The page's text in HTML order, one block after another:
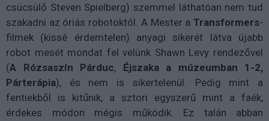
csücsülő Steven Spielberg) szemmel láthatóan nem tud
szakadni az óriás robotoktól. A Mester a Transformers-
filmek (kissé érdemtelen) anyagi sikerét látva újabb
robot mesét mondat fel velünk Shawn Levy rendezővel
(A Rózsaszín Párduc, Éjszaka a múzeumban 1-2,
Párterápia), és nem is sikertelenül. Pedig mint a
fentiekből is kitűnik, a sztori egyszerű mint a faék,
érdekes módon mégis működik. Ez talán abban